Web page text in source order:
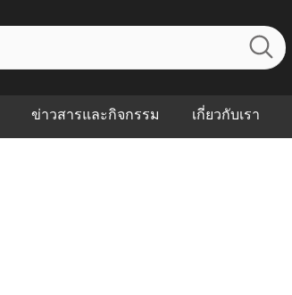
ข่าวสารและกิจกรรม เกี่ยวกับเรา